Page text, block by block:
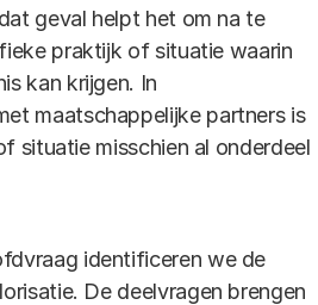
geval helpt het om na te
praktijk of situatie waarin
kan krijgen. In
maatschappelijke partners is
situatie misschien al onderdeel
identificeren we de
De deelvragen brengen